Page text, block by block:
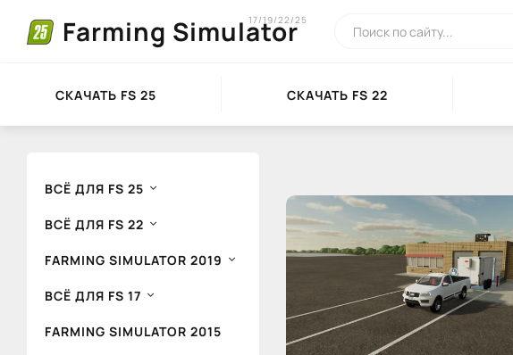
Farming Simulator
17/19/22/25
СКАЧАТЬ FS 25 СКАЧАТЬ FS 22
ВСЁ ДЛЯ FS 25
ВСЁ ДЛЯ FS 22
FARMING SIMULATOR 2019
ВСЁ ДЛЯ FS 17
FARMING SIMULATOR 2015